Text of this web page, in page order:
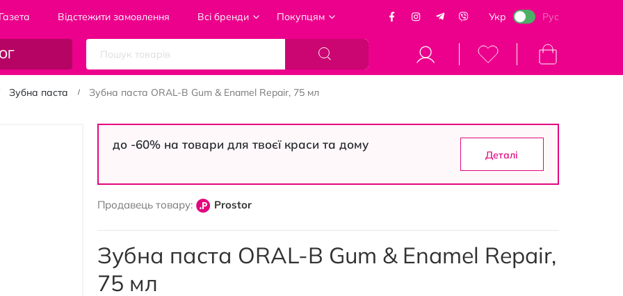
Газета Відстежити замовлення Всі бренди Покупцям Укр Рус
Кошик
Зубна паста Зубна паста ORAL-B Gum & Enamel Repair, 75 мл
до -60% на товари для твоєї краси та дому
Деталі
Продавець товару: Prostor
Зубна паста ORAL-B Gum & Enamel Repair,
75 мл